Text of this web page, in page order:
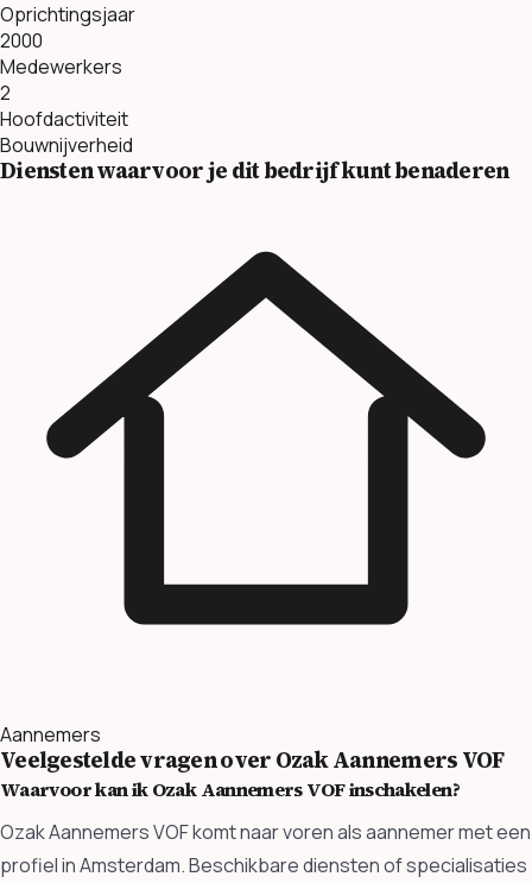
Oprichtingsjaar
2000
Medewerkers
2
Hoofdactiviteit
Bouwnijverheid
Diensten waarvoor je dit bedrijf kunt benaderen
Aannemers
Veelgestelde vragen over Ozak Aannemers VOF
Waarvoor kan ik Ozak Aannemers VOF inschakelen?
Ozak Aannemers VOF komt naar voren als aannemer met een
profiel in Amsterdam. Beschikbare diensten of specialisaties